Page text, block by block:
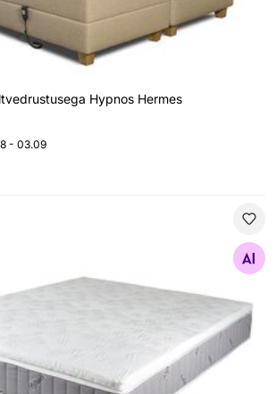
Hypnos Hermes
- 03.09